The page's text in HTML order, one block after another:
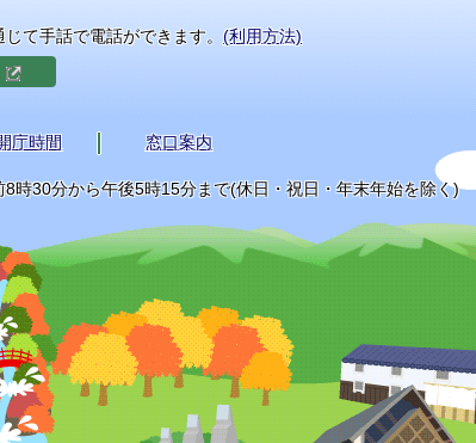
て手話で電話ができます。 (利用方法)
庁時間 窓口案内
時30分から午後5時15分まで(休日・祝日・年末年始を除く)